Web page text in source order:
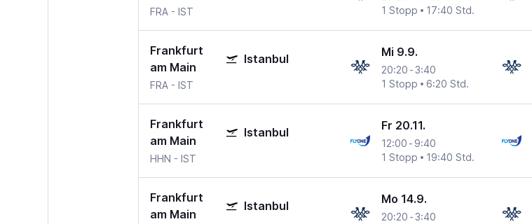
FRA- IST
1 Stopp
17:40 Std.
Frankfurt
am Main
Istanbul
FRA- IST
Mi 9.9.
20:20 - 3:40
1 Stopp
6:20 Std.
Frankfurt
am Main
Istanbul
HHN - IST
Fr 20.11.
12:00 - 9:40
1 Stopp
19:40 Std.
Frankfurt
am Main
Istanbul Mo 14.9.
20:20 - 3:40